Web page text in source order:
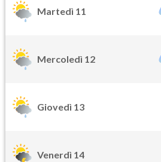
Martedì 11
Mercoledì 12
Giovedì 13
Venerdì 14